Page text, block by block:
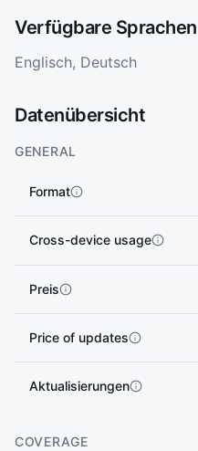
Verfügbare Sprachen
Englisch, Deutsch
Datenübersicht
GENERAL
Format
Cross-device usage
Preis
Price of updates
Aktualisierungen
COVERAGE